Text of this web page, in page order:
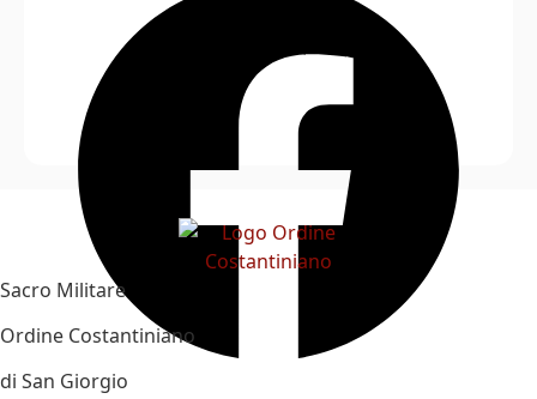
Sacro Militare
Ordine Costantiniano
di San Giorgio